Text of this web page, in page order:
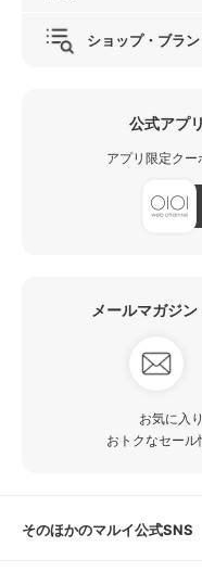
ショップ・ブラ
公式アプ
アプリ限定クー
メールマガジ
お気に入
おトクなセール
そのほかのマルイ公式SNS